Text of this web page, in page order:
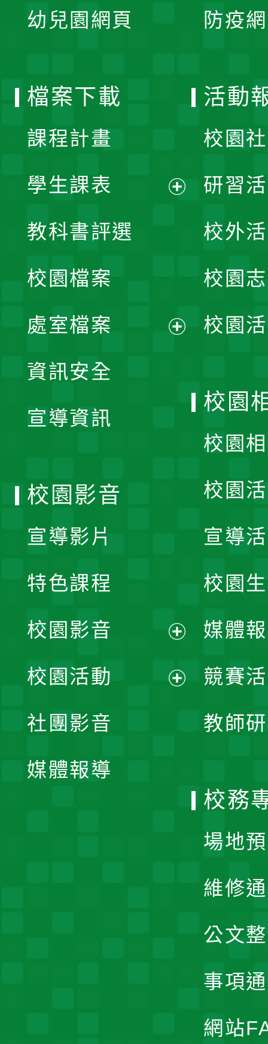
幼兒園網頁 防疫
檔案下載
課程計畫
學生課表
單
教科書評選
校園檔案
處室檔案
資訊安全
宣導資訊
活動
校園
研習
校外
校園
校園
校園
校園
校園
宣導
校園
媒體
競賽
教師
校園影音
宣導影片
特色課程
校園影音
開
校園活動
社團影音
媒體報導
校務
場地
維修
公文
事項
網站